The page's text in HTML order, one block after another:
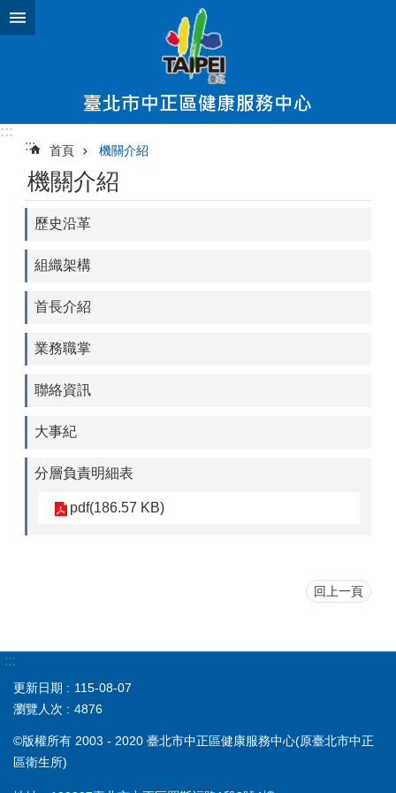
跳到主要內容區塊
:::
:::
首頁 機關介紹
機關介紹
歷史沿革
組織架構
首長介紹
業務職掌
聯絡資訊
大事紀
分層負責明細表
pdf(186.57 KB)
回上一頁
:::
更新日期
115-08-07
瀏覽人次
4876
©版權所有 2003 - 2020 臺北市中正區健康服務中心(原臺北市中正
區衛生所)